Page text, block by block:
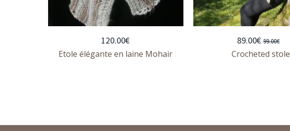
99.00€
89.00€
Crocheted stole
120.00€
Etole élégante en laine Mohair